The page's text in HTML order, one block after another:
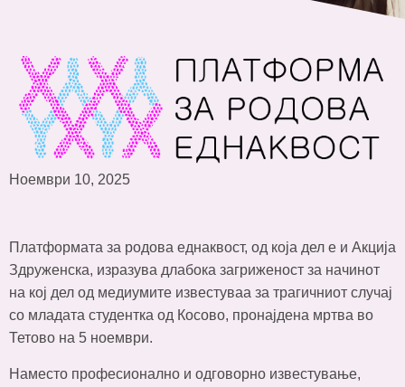
Ноември 10, 2025
Платформата за родова еднаквост, од која дел е и Акција
Здруженска, изразува длабока загриженост за начинот
на кој дел од медиумите известуваа за трагичниот случај
со младата студентка од Косово, пронајдена мртва во
Тетово на 5 ноември.
Наместо професионално и одговорно известување,